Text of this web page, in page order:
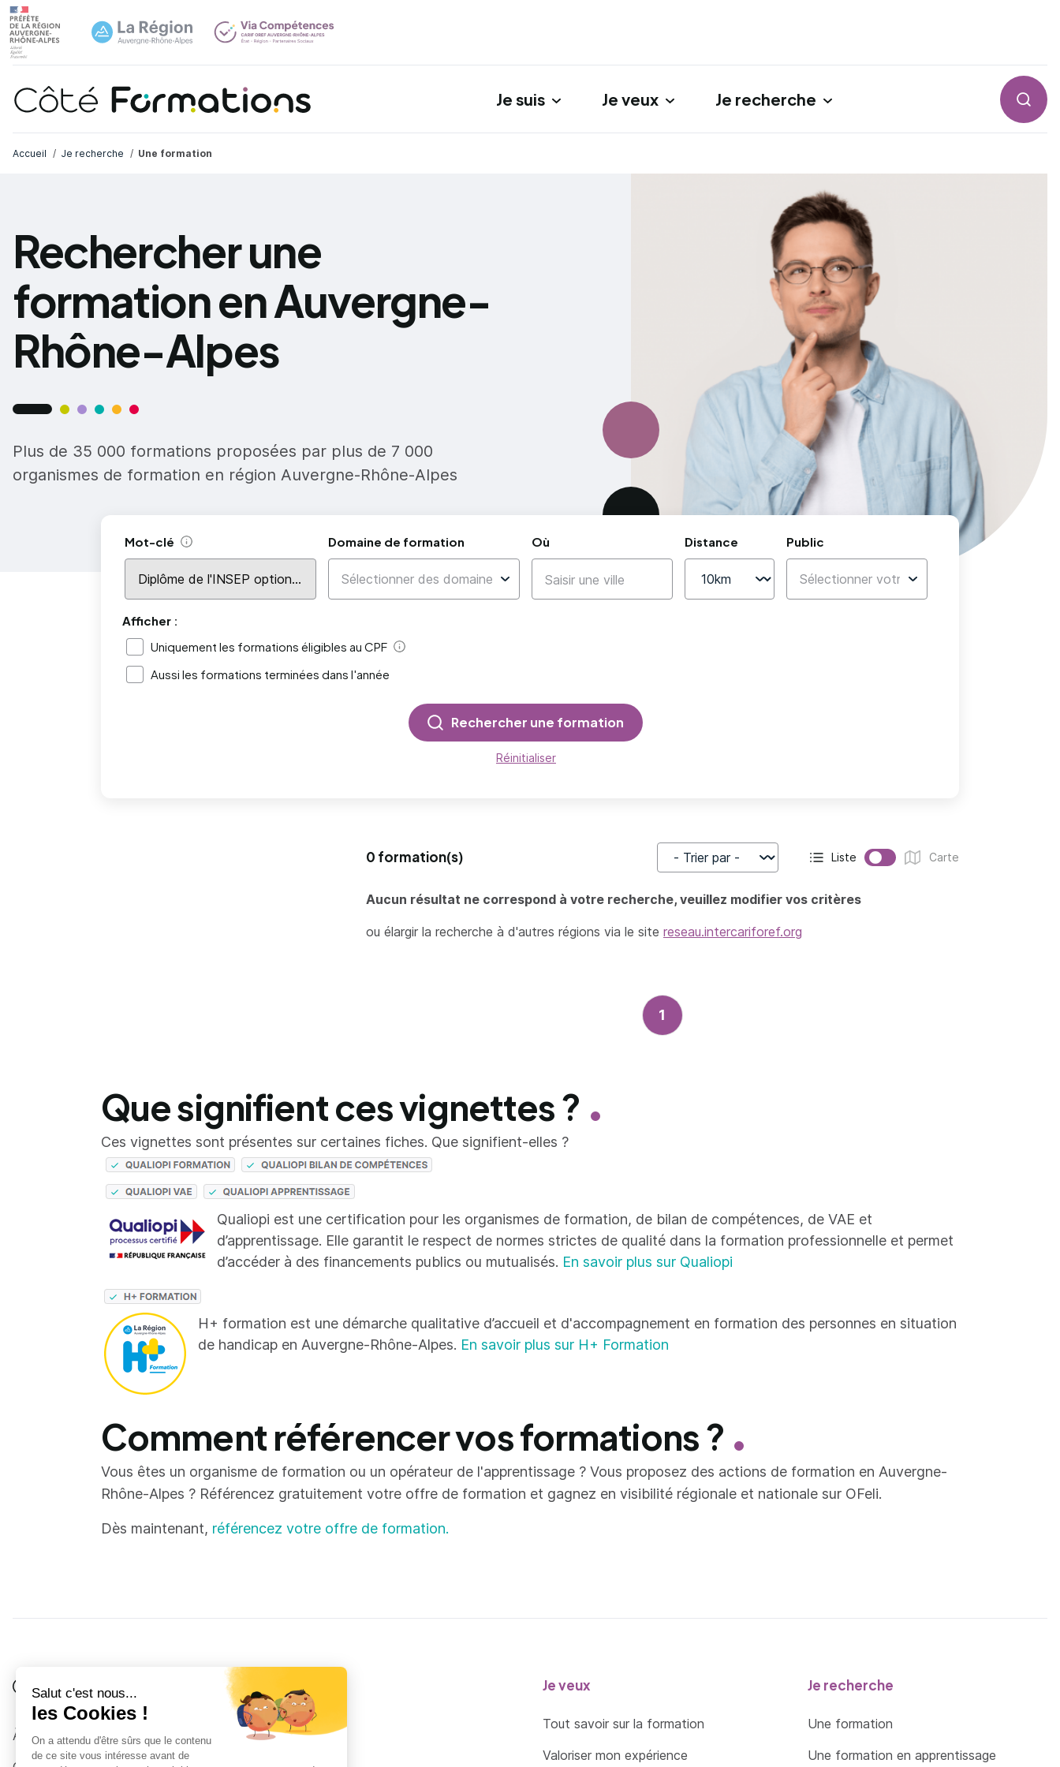
Je suis Je veux Je recherche
Accueil Je recherche Une formation
Rechercher une
formation en Auvergne-
Rhône-Alpes
Plus de 35 000 formations proposées par plus de 7 000
organismes de formation en région Auvergne-Rhône-Alpes
Mot-clé Aide Domaine de formation Où Distance Public
Afficher :
Uniquement les formations éligibles au CPF
Aide
Aussi les formations terminées dans l'année
Rechercher une formation
Réinitialiser
0 formation(s)
Trier par Affichage actif :
Liste
Affichage :
Carte
Aucun résultat ne correspond à votre recherche, veuillez modifier vos critères
ou élargir la recherche à d'autres régions via le site reseau.intercariforef.org
1
Que signifient ces vignettes ?
Ces vignettes sont présentes sur certaines fiches. Que signifient-elles ?
Qualiopi est une certification pour les organismes de formation, de bilan de compétences, de VAE et
d’apprentissage. Elle garantit le respect de normes strictes de qualité dans la formation professionnelle et permet
d’accéder à des financements publics ou mutualisés. En savoir plus sur Qualiopi
H+ formation est une démarche qualitative d’accueil et d'accompagnement en formation des personnes en situation
de handicap en Auvergne-Rhône-Alpes. En savoir plus sur H+ Formation
Comment référencer vos formations ?
Vous êtes un organisme de formation ou un opérateur de l'apprentissage ? Vous proposez des actions de formation en Auvergne-
Rhône-Alpes ? Référencez gratuitement votre offre de formation et gagnez en visibilité régionale et nationale sur OFeli.
Dès maintenant, référencez votre offre de formation.
Côté Formations
À propos
Je suis
Au collège
Je veux
Tout savoir sur la formation
Valoriser mon expérience
Je recherche
Une formation
Une formation en apprentissage